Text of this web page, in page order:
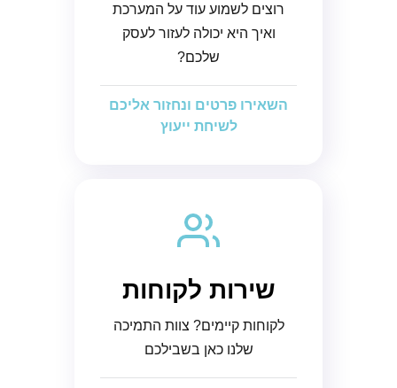
רוצים לשמוע עוד על המערכת
ואיך היא יכולה לעזור לעסק
שלכם?
השאירו פרטים ונחזור אליכם
לשיחת ייעוץ
שירות לקוחות
לקוחות קיימים? צוות התמיכה
שלנו כאן בשבילכם